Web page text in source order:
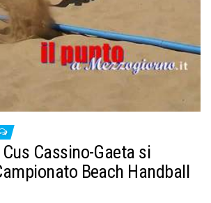
Cassino-Gaeta si
Beach Handball